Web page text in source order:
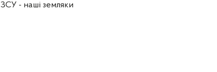
ЗСУ - наші земляки